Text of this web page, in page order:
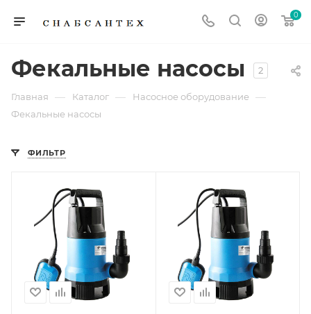
0
Фекальные насосы 2
Главная — Каталог — Насосное оборудование —
Фекальные насосы
ФИЛЬТР